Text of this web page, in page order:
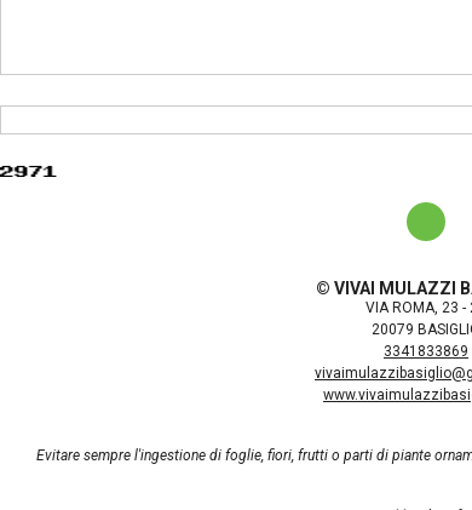
© VIVAI MULAZZI
VIA ROMA, 23 -
20079
3341833869
Evitare sempre l'ingestione di foglie, fiori, frutti o parti di piante